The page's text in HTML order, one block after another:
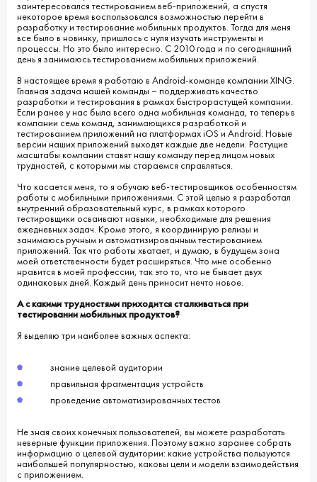
заинтересовался тестированием веб-приложений, а спустя
некоторое время воспользовался возможностью перейти в
разработку и тестирование мобильных продуктов. Тогда для меня
все было в новинку, пришлось с нуля изучать инструменты и
процессы. Но это было интересно. С 2010 года и по сегодняшний
день я занимаюсь тестированием мобильных приложений.
В настоящее время я работаю в Android-команде компании XING.
Главная задача нашей команды – поддерживать качество
разработки и тестирования в рамках быстрорастущей компании.
Если ранее у нас была всего одна мобильная команда, то теперь в
компании семь команд, занимающихся разработкой и
тестированием приложений на платформах iOS и Android. Новые
версии наших приложений выходят каждые две недели. Растущие
масштабы компании ставят нашу команду перед лицом новых
трудностей, с которыми мы стараемся справляться.
Что касается меня, то я обучаю веб-тестировщиков особенностям
работы с мобильными приложениями. С этой целью я разработал
внутренний образовательный курс, в рамках которого
тестировщики осваивают навыки, необходимые для решения
ежедневных задач. Кроме этого, я координирую релизы и
занимаюсь ручным и автоматизированным тестированием
приложений. Так что работы хватает, и думаю, в будущем зона
моей ответственности будет расширяться. Что мне особенно
нравится в моей профессии, так это то, что не бывает двух
одинаковых дней. Каждый день приносит нечто новое.
А с какими трудностями приходится сталкиваться при
тестировании мобильных продуктов?
Я выделяю три наиболее важных аспекта:
знание целевой аудитории
правильная фрагментация устройств
проведение автоматизированных тестов
Не зная своих конечных пользователей, вы можете разработать
неверные функции приложения. Поэтому важно заранее собрать
информацию о целевой аудитории: какие устройства пользуются
наибольшей популярностью, каковы цели и модели взаимодействия
с приложением.